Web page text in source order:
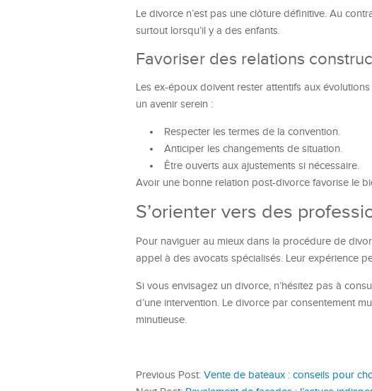
Le divorce n’est pas une clôture définitive. Au
surtout lorsqu’il y a des enfants.
Favoriser des relations
Les ex-époux doivent rester attentifs aux
un avenir serein :
Respecter les termes de la convention.
Anticiper les changements de situation.
Être ouverts aux ajustements si nécessaire.
Avoir une bonne relation post-divorce favorise le
S’orienter vers des
Pour naviguer au mieux dans la procédure de
appel à des avocats spécialisés. Leur expérience
Si vous envisagez un divorce, n’hésitez pas à
d’une intervention. Le divorce par consentement
minutieuse.
Previous Post: Vente de bateaux : conseils pour